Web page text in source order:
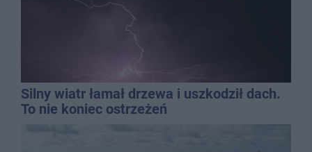
Silny wiatr łamał drzewa i uszkodził dach.
To nie koniec ostrzeżeń